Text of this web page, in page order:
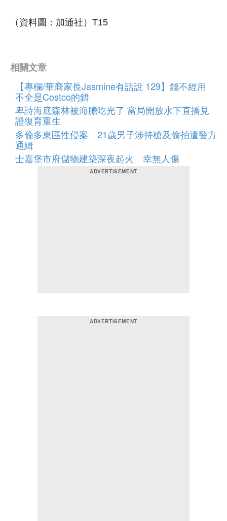
（資料圖：加通社）T15
相關文章
【專欄/華裔家長Jasmine有話說 129】錢不經用
不全是Costco的錯
卑詩海底森林被海膽吃光了 當局開放水下直播見
證復育重生
多倫多東區性侵案 21歲男子涉持槍及偷拍遭警方
通緝
士嘉堡市府儲物建築深夜起火 幸無人傷